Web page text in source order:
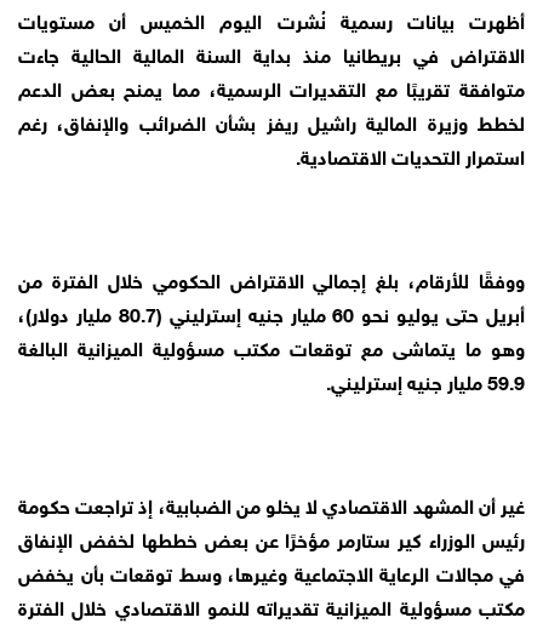
أظهرت بيانات رسمية نُشرت اليوم الخميس أن مستويات
الاقتراض في بريطانيا منذ بداية السنة المالية الحالية جاءت
متوافقة تقريبًا مع التقديرات الرسمية، مما يمنح بعض الدعم
لخطط وزيرة المالية راشيل ريفز بشأن الضرائب والإنفاق، رغم
استمرار التحديات الاقتصادية.
ووفقًا للأرقام، بلغ إجمالي الاقتراض الحكومي خلال الفترة من
أبريل حتى يوليو نحو 60 مليار جنيه إسترليني (80.7 مليار دولار)،
وهو ما يتماشى مع توقعات مكتب مسؤولية الميزانية البالغة
59.9 مليار جنيه إسترليني.
غير أن المشهد الاقتصادي لا يخلو من الضبابية، إذ تراجعت حكومة
رئيس الوزراء كير ستارمر مؤخرًا عن بعض خططها لخفض الإنفاق
في مجالات الرعاية الاجتماعية وغيرها، وسط توقعات بأن يخفض
مكتب مسؤولية الميزانية تقديراته للنمو الاقتصادي خلال الفترة